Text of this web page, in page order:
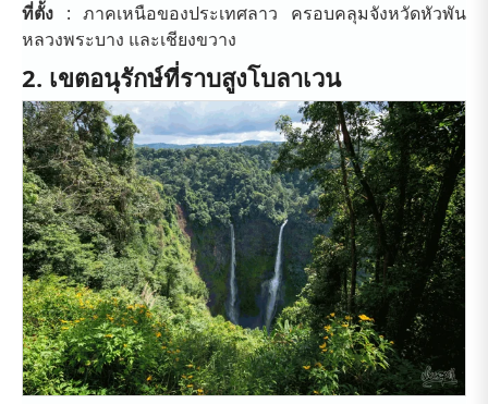
ที่ตั้ง : ภาคเหนือของประเทศลาว ครอบคลุมจังหวัดหัวพัน
หลวงพระบาง และเชียงขวาง
2. เขตอนุรักษ์ที่ราบสูงโบลาเวน